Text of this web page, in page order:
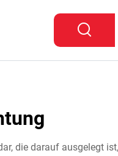
die darauf ausgelegt